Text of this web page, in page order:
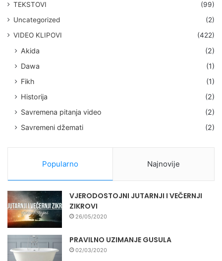
TEKSTOVI
(99)
Uncategorized
(2)
VIDEO KLIPOVI
(422)
Akida
(2)
Dawa
(1)
Fikh
(1)
Historija
(2)
Savremena pitanja video
(2)
Savremeni džemati
(2)
Popularno Najnovije
VJERODOSTOJNI JUTARNJI I VEČERNJI
ZIKROVI
26/05/2020
PRAVILNO UZIMANJE GUSULA
02/03/2020